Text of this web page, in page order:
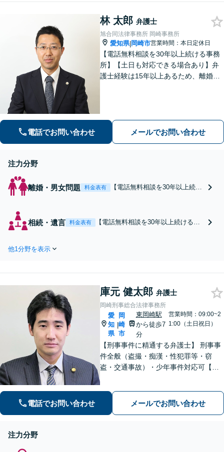
さい。【リーズナブ
ルな料金設定】
【解決実績豊富】【電話相
談可】
林 太郎 弁護士
旭合同法律事務所 岡崎事務所
愛知県|岡崎市営業時間：本日定休日
【電話無料相談を30年以上続ける事務
所】【土日も対応できる場合あり】弁
護士経験は15年以上あるため、離婚・
籍】【駐車場２台分あり】
電話でお問い合わせ メールでお問い合わせ
注力分野
離婚・男女問題 料金表有
【電話無料相談を30年以上続け
バイスがほしい方もご相談くだ
さい。離婚問題だけでなく、マ
相続・遺言 料金表有
【電話無料相談を30年以上続ける事
政書士との連携も可能です【初回面
談可能】
他1分野を表示
庫元 健太郎 弁護士
岡崎刑事総合法律事務所
愛
知
県
|
岡
崎
市
東岡崎駅
から徒歩7
分
営業時間：09:00~2
1:00（土日祝日）
【刑事事件に精通する弁護士】 刑事事
件全般（盗撮・痴漢・性犯罪等・窃
盗・交通事故）・少年事件対応可【即
します【逮捕前のご相談も可能】取り
調べ時のアドバイスをします【☎︎初回
電話でお問い合わせ メールでお問い合わせ
注力分野